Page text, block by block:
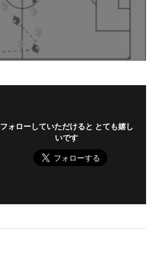
フォローしていただけると とても嬉し
いです